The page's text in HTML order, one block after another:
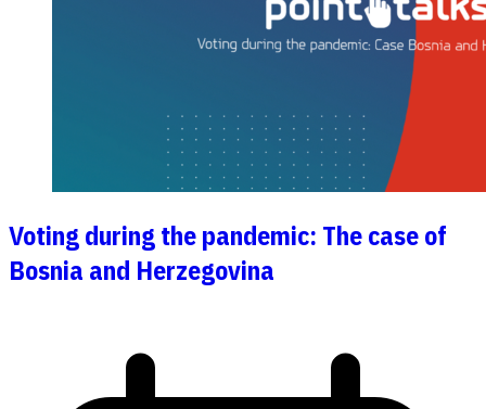
Voting during the pandemic: The case of
Bosnia and Herzegovina